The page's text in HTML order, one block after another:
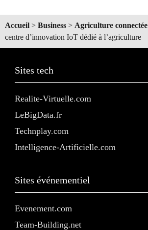
Accueil > Business > Agriculture connectée
centre d’innovation IoT dédié à l’agriculture
Sites tech
Realite-Virtuelle.com
LeBigData.fr
Technplay.com
Intelligence-Artificielle.com
Sites événementiel
Evenement.com
Team-Building.net